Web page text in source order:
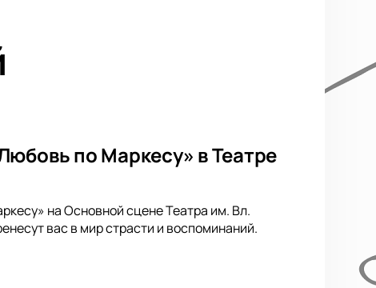
по Маркесу» в Театре
на Основной сцене Театра им. Вл.
вас в мир страсти и воспоминаний.